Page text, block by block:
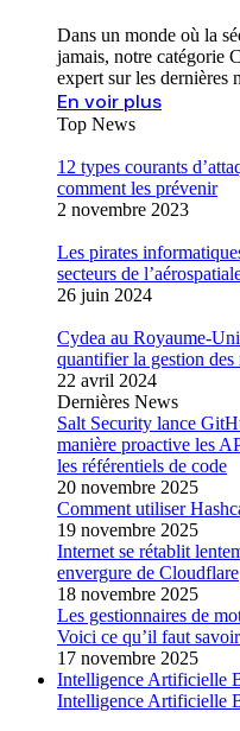
Dans un monde où la
jamais, notre catégorie
expert sur les dernières
En voir plus
Top News
12 types courants
comment les prévenir
2 novembre 2023
Les pirates
secteurs de
26 juin 2024
Cydea au Royaume-
quantifier la gestion des
22 avril 2024
Dernières News
Salt Security lance
manière proactive les
les référentiels de code
20 novembre 2025
Comment utiliser
19 novembre 2025
Internet se rétablit
envergure de Cloudflare
18 novembre 2025
Les gestionnaires de
Voici ce qu’il faut savoir
17 novembre 2025
Intelligence Artificielle
Intelligence Artificielle